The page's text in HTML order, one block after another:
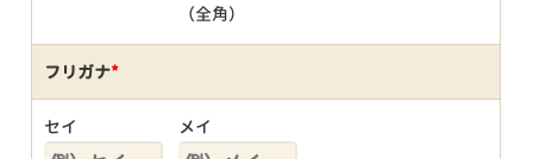
（全角）
フリガナ*
セイ メイ